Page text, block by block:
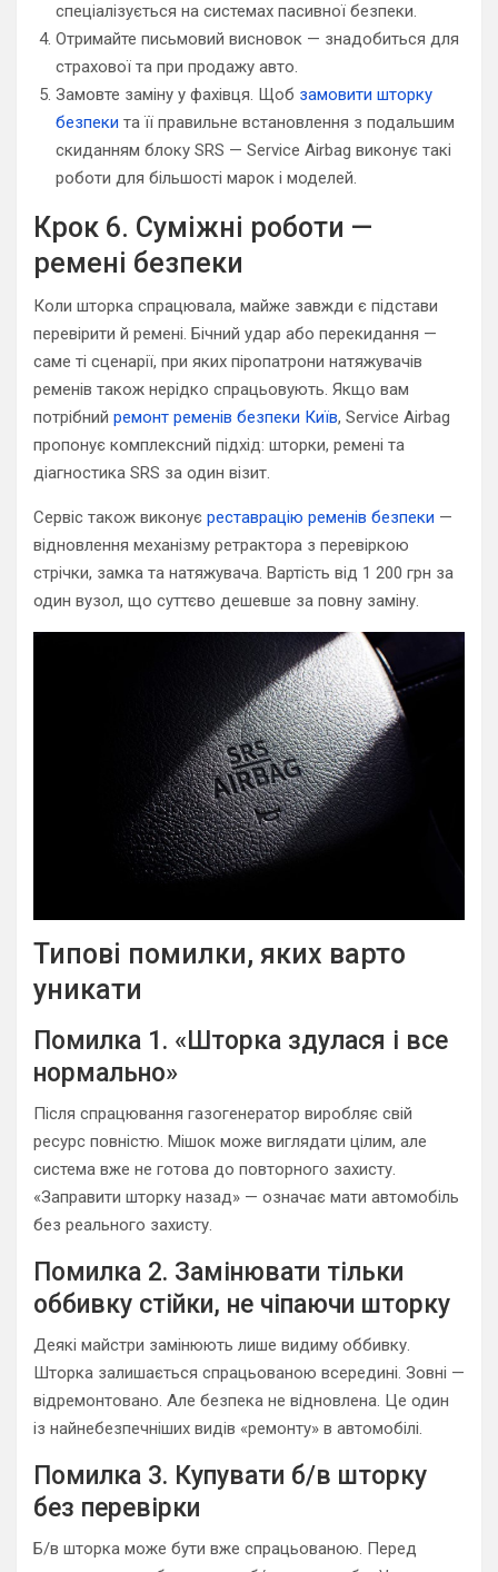
спеціалізується на системах пасивної безпеки.
Отримайте письмовий висновок — знадобиться для
страхової та при продажу авто.
Замовте заміну у фахівця. Щоб замовити шторку
безпеки та її правильне встановлення з подальшим
скиданням блоку SRS — Service Airbag виконує такі
роботи для більшості марок і моделей.
Крок 6. Суміжні роботи —
ремені безпеки
Коли шторка спрацювала, майже завжди є підстави
перевірити й ремені. Бічний удар або перекидання —
саме ті сценарії, при яких піропатрони натяжувачів
ременів також нерідко спрацьовують. Якщо вам
потрібний ремонт ременів безпеки Київ, Service Airbag
пропонує комплексний підхід: шторки, ремені та
діагностика SRS за один візит.
Сервіс також виконує реставрацію ременів безпеки —
відновлення механізму ретрактора з перевіркою
стрічки, замка та натяжувача. Вартість від 1 200 грн за
один вузол, що суттєво дешевше за повну заміну.
Типові помилки, яких варто
уникати
Помилка 1. «Шторка здулася і все
нормально»
Після спрацювання газогенератор виробляє свій
ресурс повністю. Мішок може виглядати цілим, але
система вже не готова до повторного захисту.
«Заправити шторку назад» — означає мати автомобіль
без реального захисту.
Помилка 2. Замінювати тільки
оббивку стійки, не чіпаючи шторку
Деякі майстри замінюють лише видиму оббивку.
Шторка залишається спрацьованою всередині. Зовні —
відремонтовано. Але безпека не відновлена. Це один
із найнебезпечніших видів «ремонту» в автомобілі.
Помилка 3. Купувати б/в шторку
без перевірки
Б/в шторка може бути вже спрацьованою. Перед